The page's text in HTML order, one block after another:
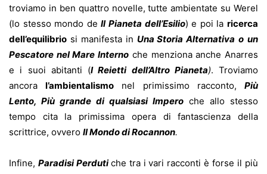
troviamo in ben quattro novelle, tutte ambientate su Werel
(lo stesso mondo deIl Pianeta dell’Esilio) e poi laricerca
dell’equilibrio si manifesta in Una Storia Alternativa o un
Pescatore nel Mare Interno che menziona anche Anarres
e i suoi abitanti (I Reietti dell’Altro Pianeta). Troviamo
ancoral’ambientalismo nel primissimo racconto,Più
Lento, Più grande di qualsiasi Impero che allo stesso
tempo cita la primissima opera di fantascienza della
scrittrice, ovvero Il Mondo di Rocannon.
Infine, Paradisi Perdutiche tra i vari racconti è forse il più